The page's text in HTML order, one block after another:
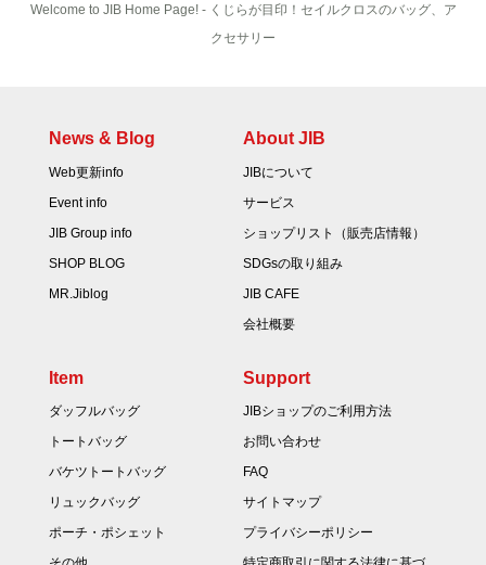
Welcome to JIB Home Page! ‐ くじらが目印！セイルクロスのバッグ、ア
クセサリー
News & Blog
Web更新info
Event info
JIB Group info
SHOP BLOG
MR.Jiblog
About JIB
JIBについて
サービス
ショップリスト（販売店情報）
SDGsの取り組み
JIB CAFE
会社概要
Item
ダッフルバッグ
トートバッグ
バケツトートバッグ
リュックバッグ
ポーチ・ポシェット
Support
JIBショップのご利用方法
お問い合わせ
FAQ
サイトマップ
プライバシーポリシー